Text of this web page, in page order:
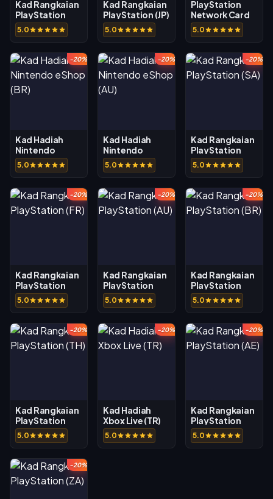
Kad Rangkaian
PlayStation
(AS)
5.0
Kad Rangkaian
PlayStation (JP)
5.0
PlayStation
Network Card
(CA)
5.0
-20%
Kad Hadiah
Nintendo
eShop (BR)
5.0
-20%
Kad Hadiah
Nintendo
eShop (AU)
5.0
-20%
Kad Rangkaian
PlayStation
(SA)
5.0
-20%
Kad Rangkaian
PlayStation
(FR)
5.0
-20%
Kad Rangkaian
PlayStation
(AU)
5.0
-20%
Kad Rangkaian
PlayStation
(BR)
5.0
-20%
Kad Rangkaian
PlayStation
(TH)
5.0
-20%
Kad Hadiah
Xbox Live (TR)
5.0
-20%
Kad Rangkaian
PlayStation
(AE)
5.0
-20%